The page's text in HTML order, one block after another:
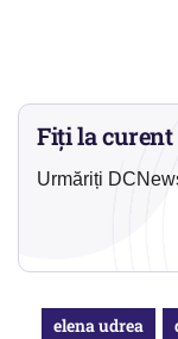
Fiți la
Urmăriți
elena udrea